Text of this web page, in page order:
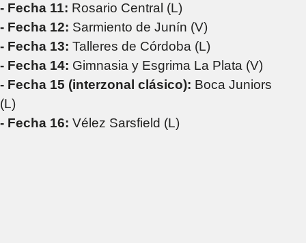
- Fecha 11: Rosario Central (L)
- Fecha 12: Sarmiento de Junín (V)
- Fecha 13: Talleres de Córdoba (L)
- Fecha 14: Gimnasia y Esgrima La Plata (V)
- Fecha 15 (interzonal clásico): Boca Juniors
(L)
- Fecha 16: Vélez Sarsfield (L)